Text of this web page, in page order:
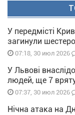
У передмісті
загинули
07:18, 30 июл 2026
У Львові
людей, ще 7
07:37, 30 июл 2026
Нічна атака на